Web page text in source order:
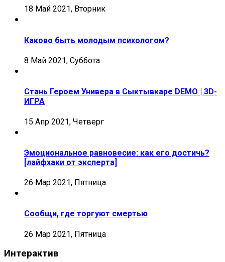
18 Май 2021, Вторник
Каково быть молодым психологом?
8 Май 2021, Суббота
Стань Героем Универа в Сыктывкаре DEMO | 3D-
ИГРА
15 Апр 2021, Четверг
Эмоциональное равновесие: как его достичь?
[лайфхаки от эксперта]
26 Мар 2021, Пятница
Сообщи, где торгуют смертью
26 Мар 2021, Пятница
Интерактив